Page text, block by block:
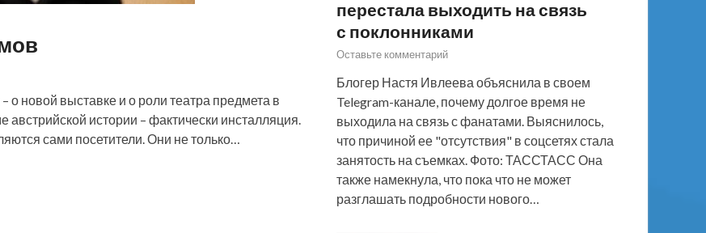
новой выставке и о роли театра предмета в
истории – фактически инсталляция.
сами посетители. Они не только…
перестала выходить на связь
с поклонниками
Оставьте комментарий
Блогер Настя Ивлеева объяснила в своем
Telegram-канале, почему долгое время не
выходила на связь с фанатами. Выяснилось,
что причиной ее "отсутствия" в соцсетях стала
занятость на съемках. Фото: ТАССТАСС Она
также намекнула, что пока что не может
разглашать подробности нового…